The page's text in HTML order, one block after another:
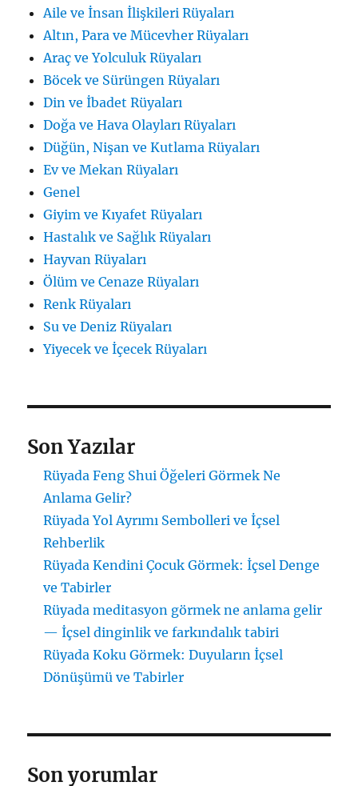
Aile ve İnsan İlişkileri Rüyaları
Altın, Para ve Mücevher Rüyaları
Araç ve Yolculuk Rüyaları
Böcek ve Sürüngen Rüyaları
Din ve İbadet Rüyaları
Doğa ve Hava Olayları Rüyaları
Düğün, Nişan ve Kutlama Rüyaları
Ev ve Mekan Rüyaları
Genel
Giyim ve Kıyafet Rüyaları
Hastalık ve Sağlık Rüyaları
Hayvan Rüyaları
Ölüm ve Cenaze Rüyaları
Renk Rüyaları
Su ve Deniz Rüyaları
Yiyecek ve İçecek Rüyaları
Son Yazılar
Rüyada Feng Shui Öğeleri Görmek Ne
Anlama Gelir?
Rüyada Yol Ayrımı Sembolleri ve İçsel
Rehberlik
Rüyada Kendini Çocuk Görmek: İçsel Denge
ve Tabirler
Rüyada meditasyon görmek ne anlama gelir
— İçsel dinginlik ve farkındalık tabiri
Rüyada Koku Görmek: Duyuların İçsel
Dönüşümü ve Tabirler
Son yorumlar